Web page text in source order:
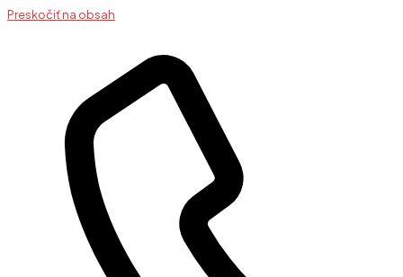
Preskočiť na obsah